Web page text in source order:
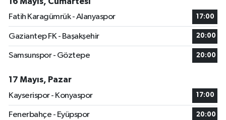
Fatih Karagümrük - Alanyaspor
17:00
Gaziantep FK - Başakşehir 20:00
Samsunspor - Göztepe 20:00
17 Mayıs, Pazar
Kayserispor - Konyaspor
17:00
Fenerbahçe - Eyüpspor 20:00